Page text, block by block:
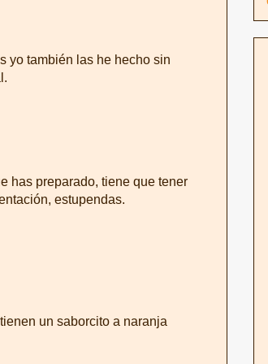
yo también las he hecho sin
has preparado, tiene que tener
estupendas.
un saborcito a naranja